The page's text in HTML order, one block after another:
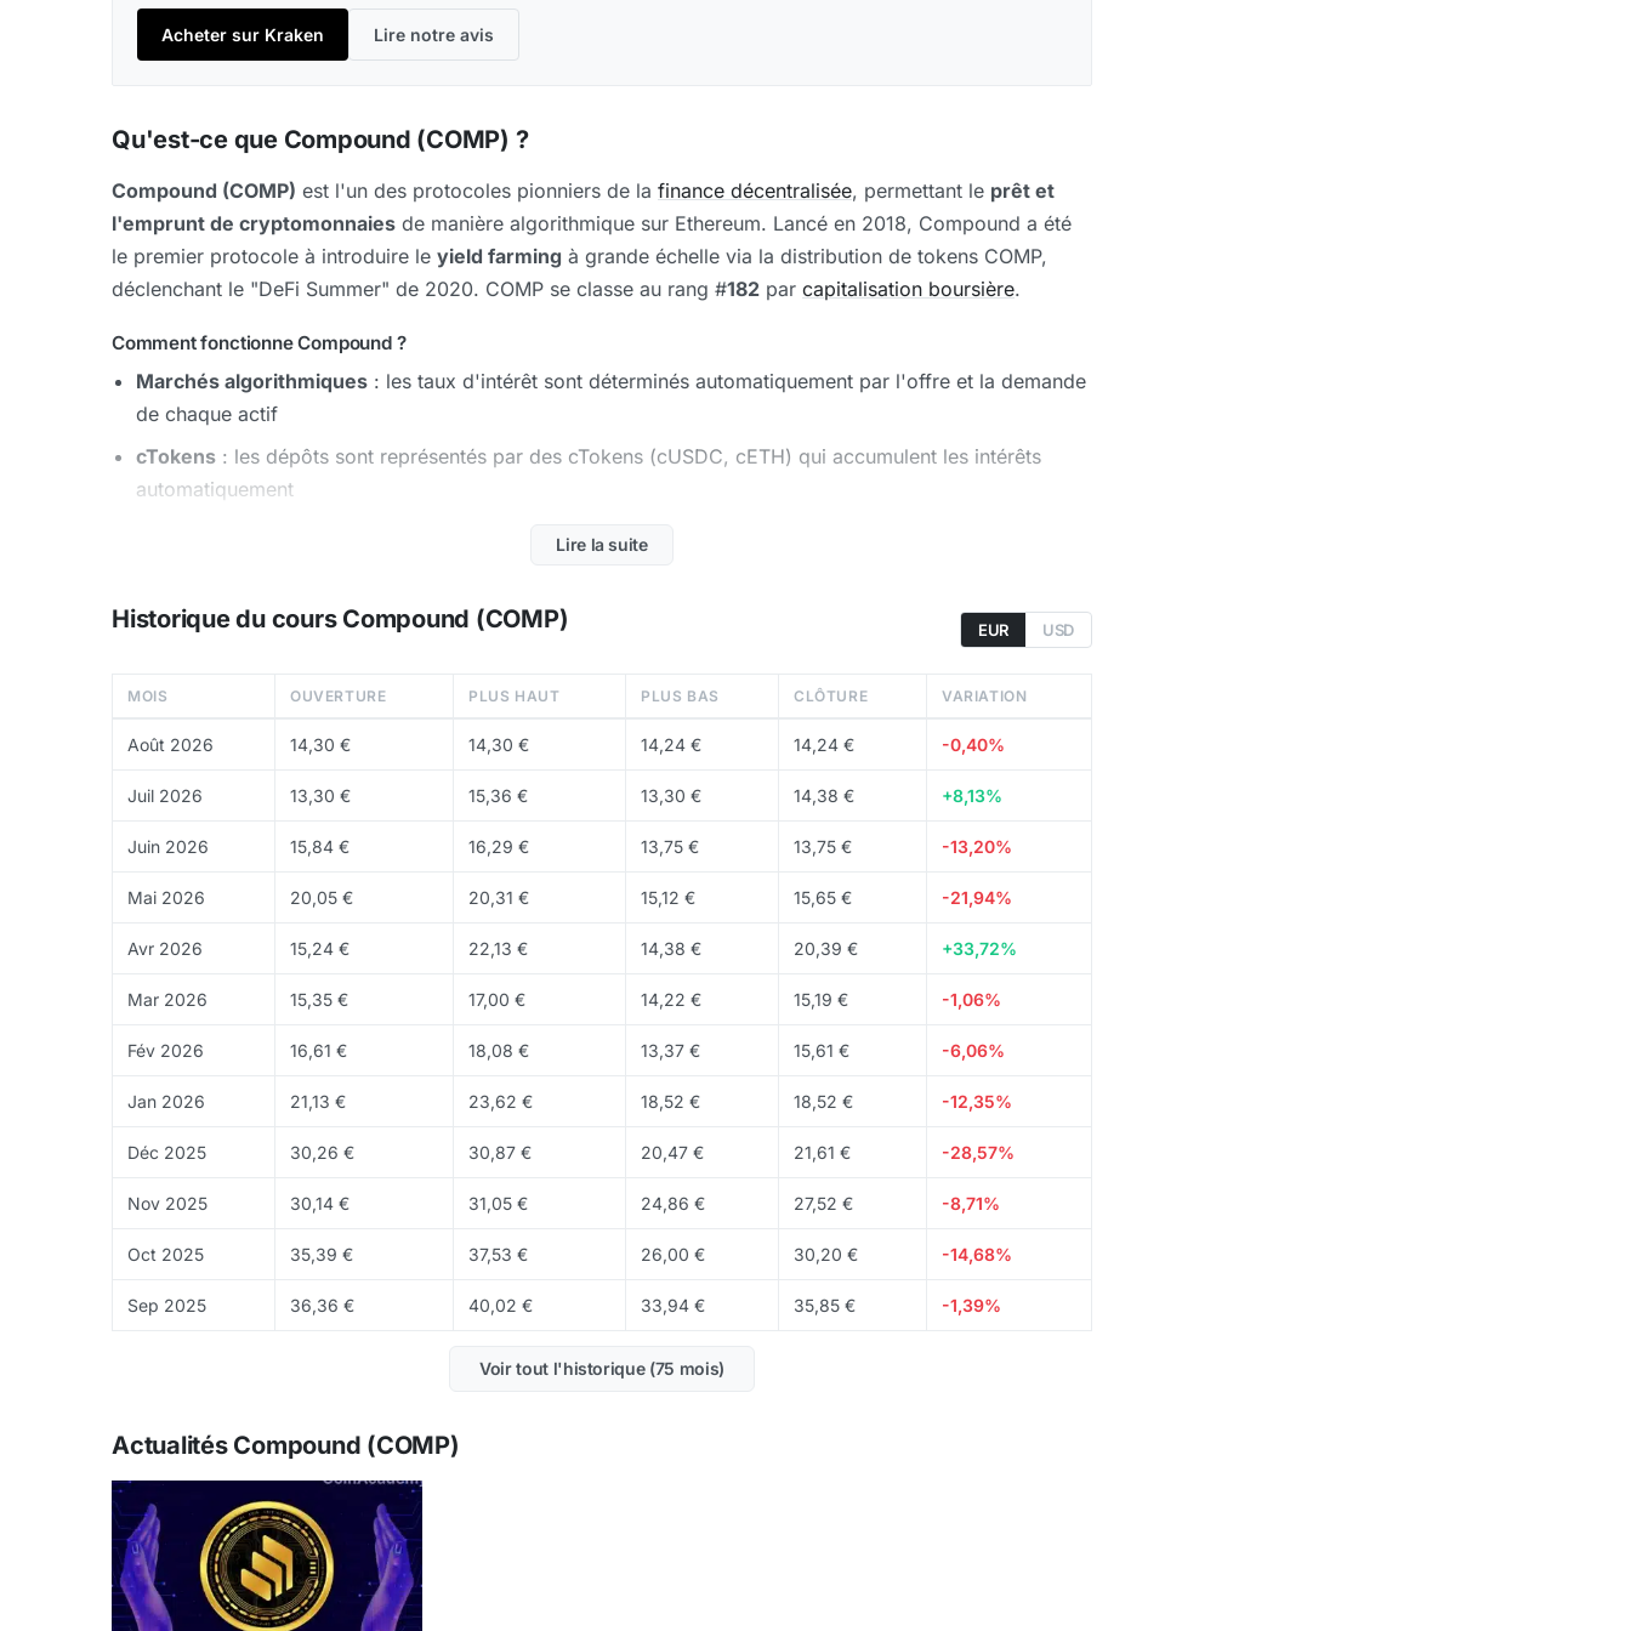
Acheter sur Kraken Lire notre avis
Qu'est-ce que Compound (COMP) ?
Compound (COMP) est l'un des protocoles pionniers de la finance décentralisée, permettant le prêt et
l'emprunt de cryptomonnaies de manière algorithmique sur Ethereum. Lancé en 2018, Compound a été
le premier protocole à introduire le yield farming à grande échelle via la distribution de tokens COMP,
déclenchant le "DeFi Summer" de 2020. COMP se classe au rang #182 par capitalisation boursière.
Comment fonctionne Compound ?
Marchés algorithmiques : les taux d'intérêt sont déterminés automatiquement par l'offre et la demande
de chaque actif
cTokens : les dépôts sont représentés par des cTokens (cUSDC, cETH) qui accumulent les intérêts
automatiquement
: refonte majeure avec un modèle à collatéral unique (USDC comme base) pour
Multi-chain : déployé sur Ethereum, Arbitrum, Base, Optimism et Polygon
Letoken COMP sert à lagouvernance du protocole (votes on-chain). La supply maximale est de10
millions de tokens
. Environ sont en circulation, soit 100 % du total.
Où acheter du COMP ?
Lire la suite
Historique du cours Compound (COMP) EUR USD
MOIS OUVERTURE PLUS HAUT PLUS BAS CLÔTURE VARIATION
Août 2026 14,30 € 14,30 € 14,24 € 14,24 € -0,40%
Juil 2026 13,30 € 15,36 € 13,30 € 14,38 € +8,13%
Juin 2026 15,84 € 16,29 € 13,75 € 13,75 € -13,20%
Mai 2026 20,05 € 20,31 € 15,12 € 15,65 € -21,94%
Avr 2026 15,24 € 22,13 € 14,38 € 20,39 € +33,72%
Mar 2026 15,35 € 17,00 € 14,22 € 15,19 € -1,06%
Fév 2026 16,61 € 18,08 € 13,37 € 15,61 € -6,06%
Jan 2026 21,13 € 23,62 € 18,52 € 18,52 € -12,35%
Déc 2025 30,26 € 30,87 € 20,47 € 21,61 € -28,57%
Nov 2025 30,14 € 31,05 € 24,86 € 27,52 € -8,71%
Oct 2025 35,39 € 37,53 € 26,00 € 30,20 € -14,68%
Sep 2025 36,36 € 40,02 € 33,94 € 35,85 € -1,39%
Voir tout l'historique (75 mois)
Actualités Compound (COMP)